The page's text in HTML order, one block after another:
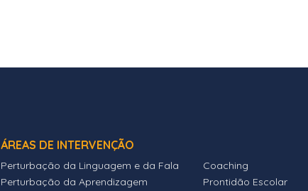
ÁREAS DE INTERVENÇÃO
Perturbação da Linguagem e da Fala
Perturbação da Aprendizagem
Coaching
Prontidão Escolar